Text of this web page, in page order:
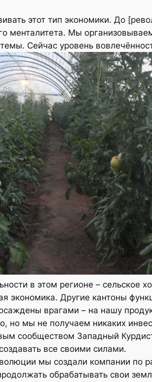
этот тип экономики. До
менталитета. Мы
Сейчас уровень
в этом регионе – сельское
экономика. Другие кантоны
врагами – на нашу
но мы не получаем никаких
сообществом Западный
все своими силами.
мы создали компании по
обрабатывать свои